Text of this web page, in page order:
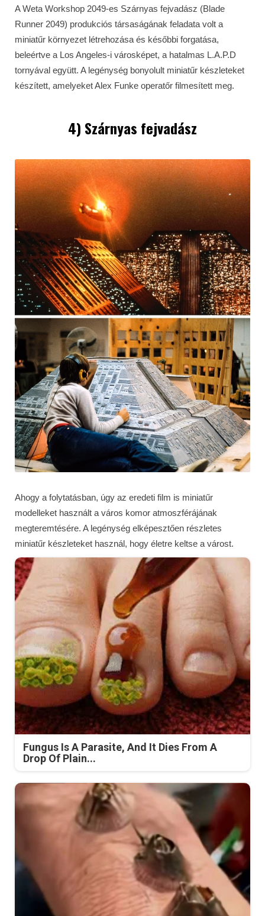
A Weta Workshop 2049-es Szárnyas fejvadász (Blade
Runner 2049) produkciós társaságának feladata volt a
miniatűr környezet létrehozása és későbbi forgatása,
beleértve a Los Angeles-i városképet, a hatalmas L.A.P.D
tornyával együtt. A legénység bonyolult miniatűr készleteket
készített, amelyeket Alex Funke operatőr filmesített meg.
4) Szárnyas fejvadász
Ahogy a folytatásban, úgy az eredeti film is miniatűr
modelleket használt a város komor atmoszférájának
megteremtésére. A legénység elképesztően részletes
miniatűr készleteket használ, hogy életre keltse a várost.
Fungus Is A Parasite, And It Dies From A
Drop Of Plain...